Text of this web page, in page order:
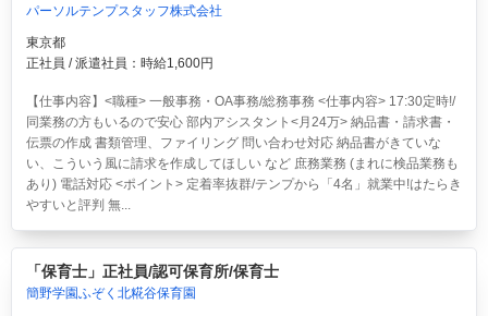
パーソルテンプスタッフ株式会社
東京都
正社員 / 派遣社員：時給1,600円
【仕事内容】<職種> 一般事務・OA事務/総務事務 <仕事内容> 17:30定時!/
同業務の方もいるので安心 部内アシスタント<月24万> 納品書・請求書・
伝票の作成 書類管理、ファイリング 問い合わせ対応 納品書がきていな
い、こういう風に請求を作成してほしい など 庶務業務 (まれに検品業務も
あり) 電話対応 <ポイント> 定着率抜群/テンプから「4名」就業中!はたらき
やすいと評判 無...
「保育士」正社員/認可保育所/保育士
簡野学園ふぞく北糀谷保育園